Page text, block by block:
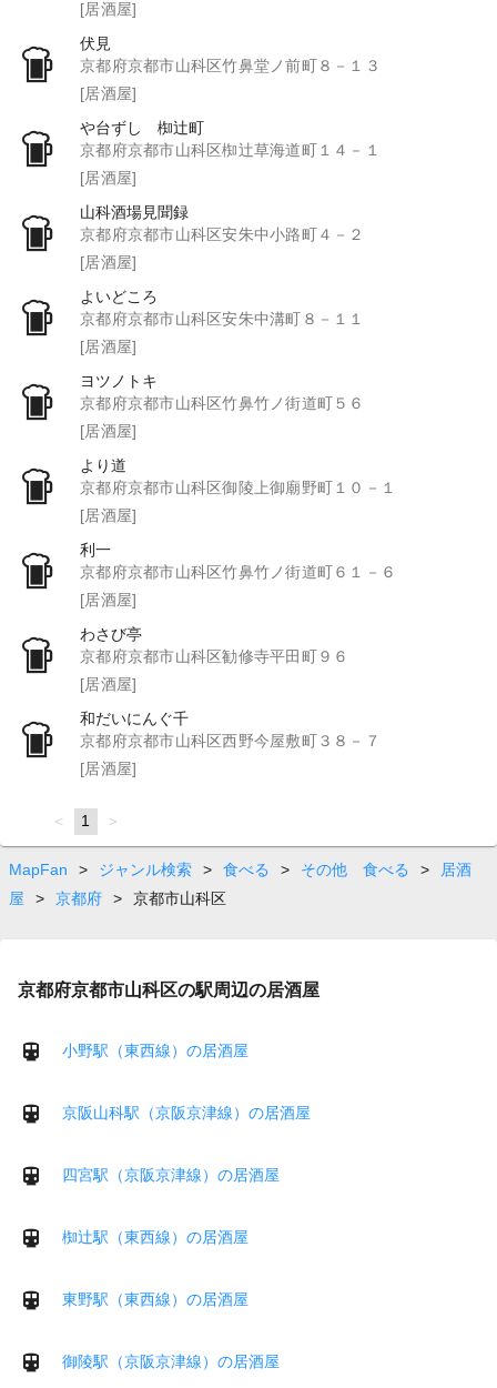
[居酒屋]
伏見
京都府京都市山科区竹鼻堂ノ前町８－１３
[居酒屋]
や台ずし 椥辻町
京都府京都市山科区椥辻草海道町１４－１
[居酒屋]
山科酒場見聞録
京都府京都市山科区安朱中小路町４－２
[居酒屋]
よいどころ
京都府京都市山科区安朱中溝町８－１１
[居酒屋]
ヨツノトキ
京都府京都市山科区竹鼻竹ノ街道町５６
[居酒屋]
より道
京都府京都市山科区御陵上御廟野町１０－１
[居酒屋]
利一
京都府京都市山科区竹鼻竹ノ街道町６１－６
[居酒屋]
わさび亭
京都府京都市山科区勧修寺平田町９６
[居酒屋]
和だいにんぐ千
京都府京都市山科区西野今屋敷町３８－７
[居酒屋]
page
You're
on
page
1 page
MapFan > ジャンル検索 > 食べる > その他 食べる >
居酒
屋
> 京都府 > 京都市山科区
京都府京都市山科区の駅周辺の居酒屋
小野駅（東西線）の居酒屋
京阪山科駅（京阪京津線）の居酒屋
四宮駅（京阪京津線）の居酒屋
椥辻駅（東西線）の居酒屋
東野駅（東西線）の居酒屋
御陵駅（京阪京津線）の居酒屋